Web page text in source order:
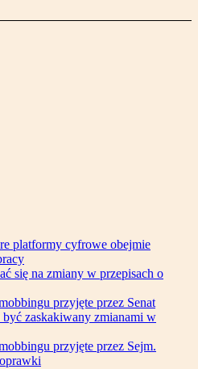
platformy cyfrowe obejmie
się na zmiany w przepisach o
przyjęte przez Senat
zaskakiwany zmianami w
przyjęte przez Sejm.